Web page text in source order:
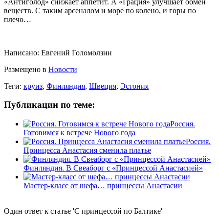
веществ. С таким арсеналом и море по колено, и горы по
плечо…
Написано: Евгений Голомолзин
Размещено в Новости
Теги: круиз, Финляндия, Швеция, Эстония
Публикации по теме:
Россия.
Готовимся к встрече Нового года
Россия.
Принцесса Анастасия сменила платье
Финляндия. В Свеаборг с «Принцессой Анастасией»
Мастер-класс от шефа… принцессы Анастасии
Один ответ к статье 'С принцессой по Балтике'